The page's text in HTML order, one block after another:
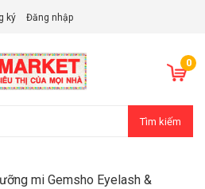
ký Đăng nhập
0
Tìm kiếm
mi Gemsho Eyelash &